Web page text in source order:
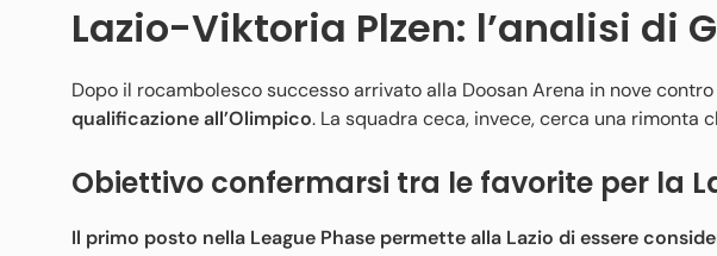
Lazio-Viktoria Plzen: l’analisi di
Dopo il rocambolesco successo arrivato alla Doosan Arena in nove
qualificazione all’Olimpico. La squadra ceca, invece, cerca una rimonta
Obiettivo confermarsi tra le favorite per la
Il primo posto nella League Phase permette alla Lazio di essere